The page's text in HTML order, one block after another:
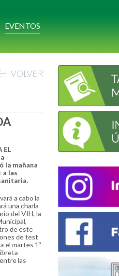
EVENTOS
VOLVER
EL
la mañana
a las
a cabo la
una charla
del VIH, la
de este
de test
el martes 1º
las